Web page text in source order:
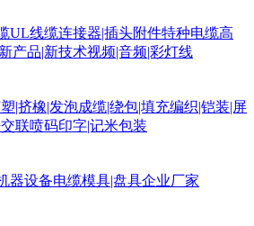
UL线缆连接器|插头附件特种电缆高
新产品|新技术视频|音频|彩灯线
|挤橡|发泡成缆|绕包|填充编织|铠装|屏
联喷码印字|记米包装
器设备电缆模具|盘具企业厂家